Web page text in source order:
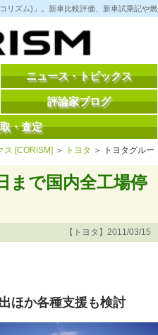
リズム)」。新車比較評価、新車試乗記や
ニュース・トピックス
評論家ブログ
・査定
ス [CORISM] ＞ トヨタ ＞ トヨタグルー
まで国内全工場停
【トヨタ】2011/03/15
ほか各種支援も検討